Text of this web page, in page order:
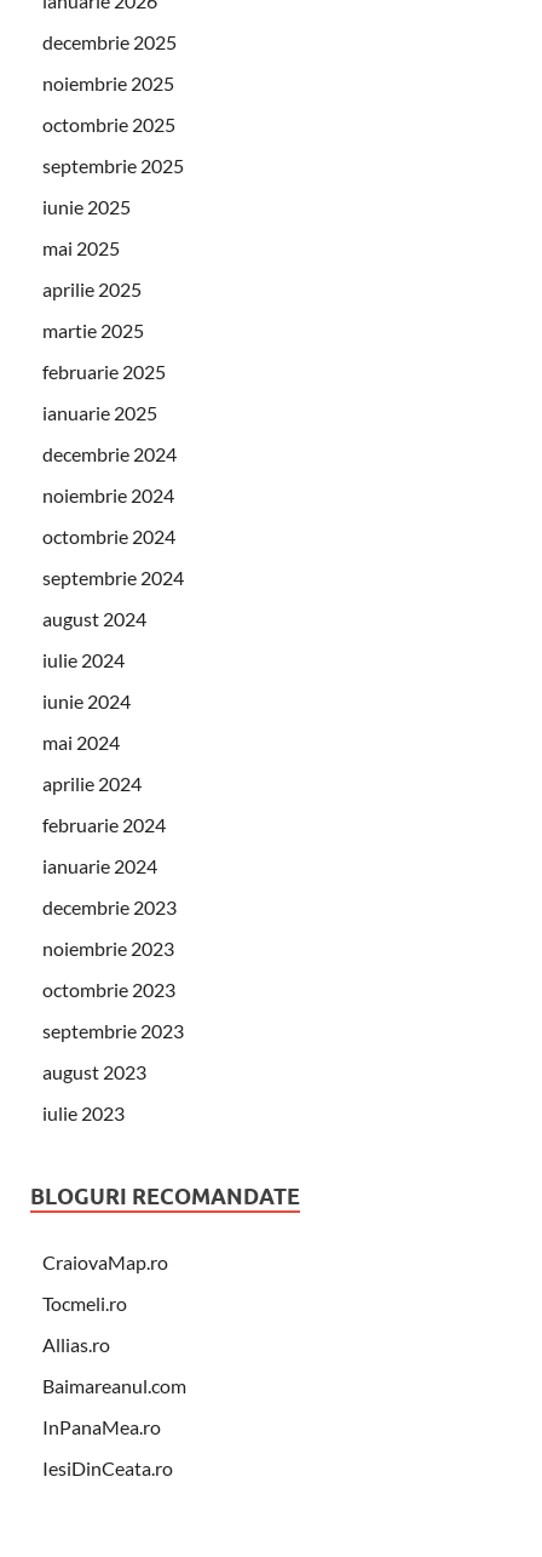
decembrie 2025
noiembrie 2025
octombrie 2025
septembrie 2025
iunie 2025
mai 2025
aprilie 2025
martie 2025
februarie 2025
ianuarie 2025
decembrie 2024
noiembrie 2024
octombrie 2024
septembrie 2024
august 2024
iulie 2024
iunie 2024
mai 2024
aprilie 2024
februarie 2024
ianuarie 2024
decembrie 2023
noiembrie 2023
octombrie 2023
septembrie 2023
august 2023
iulie 2023
BLOGURI RECOMANDATE
CraiovaMap.ro
Tocmeli.ro
Allias.ro
Baimareanul.com
InPanaMea.ro
IesiDinCeata.ro